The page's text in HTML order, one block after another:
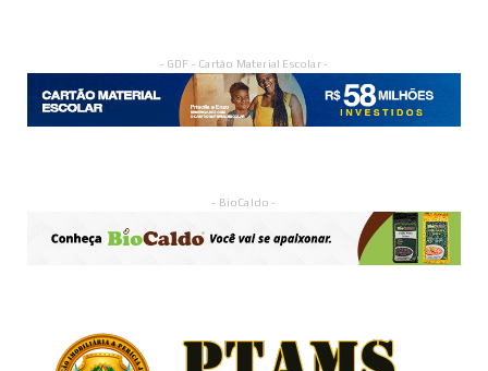
- GDF - Cartão Material Escolar -
- BioCaldo -